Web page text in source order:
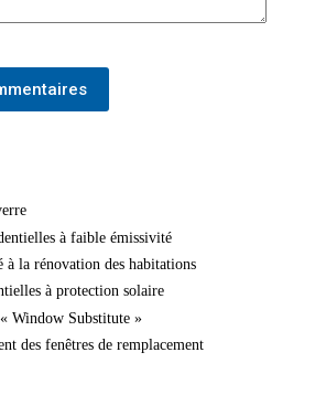
à faible émissivité
la rénovation des habitations
à protection solaire
Window Substitute »
des fenêtres de remplacement